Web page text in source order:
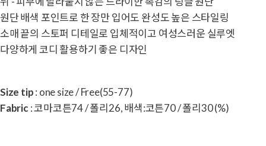
원단 배색 포인트로 한 장만 입어도 완성도 높은 스타일링
소매 끝의 스토퍼 디테일로 입체적이고 여성스러운 실루엣
다양하게 코디 활용하기 좋은 디자인
Size tip: one size / Free(55-77)
Fabric: 코마코튼74 / 폴리26, 배색:코튼70 / 폴리30 (%)